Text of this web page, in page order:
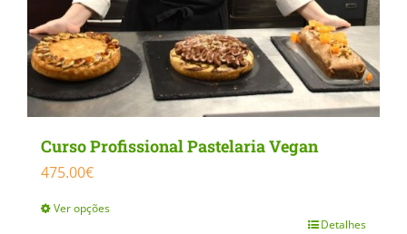
Curso Profissional Pastelaria Vegan
475.00€
Ver opções
Detalhes